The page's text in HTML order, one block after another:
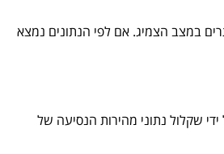
במצב הצמיג. אם לפי הנתונים נמצא
שקלול נתוני מהירות הנסיעה של